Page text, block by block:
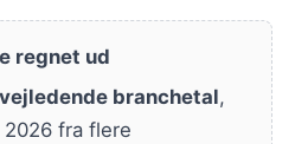
regnet ud
vejledende branchetal,
fra flere